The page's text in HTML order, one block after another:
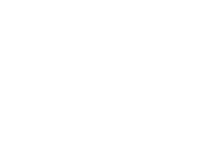
исследование кала на
Необходимо выполнить
. Определение антител к E. histolytica
в кале.
. Эти процедуры
для гистологического
(КТ) или ультразвуковое
абсцесс печени.